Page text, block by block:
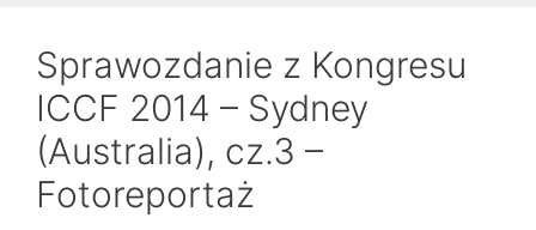
Sprawozdanie z Kongresu
ICCF 2014 – Sydney
(Australia), cz.3 –
Fotoreportaż